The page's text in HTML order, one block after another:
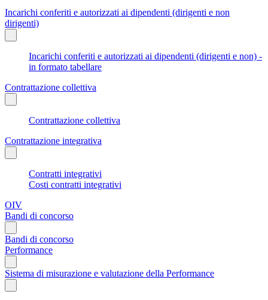
Incarichi conferiti e autorizzati ai dipendenti (dirigenti e non
dirigenti)
Incarichi conferiti e autorizzati ai dipendenti (dirigenti e non) -
in formato tabellare
Contrattazione collettiva
Contrattazione collettiva
Contrattazione integrativa
Contratti integrativi
Costi contratti integrativi
OIV
Bandi di concorso
Bandi di concorso
Performance
Sistema di misurazione e valutazione della Performance